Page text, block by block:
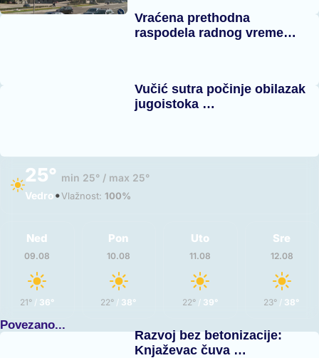
Vraćena prethodna
raspodela radnog vreme…
Vučić sutra počinje obilazak
jugoistoka …
25° min 25° / max 25°
Vedro•Vlažnost: 100%
Ned
09.08
21°/ 36°
Pon
10.08
22° / 38°
Uto
11.08
22°/ 39°
Sre
12.08
23° / 38°
Povezano...
Razvoj bez betonizacije:
Knjaževac čuva …